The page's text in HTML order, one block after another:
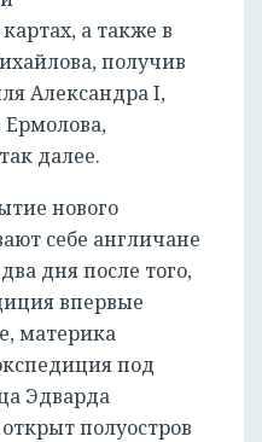
а также в
получив
Александра I,
Ермолова,
далее.
нового
себе англичане
дня после того,
впервые
материка
под
Эдварда
полуостров